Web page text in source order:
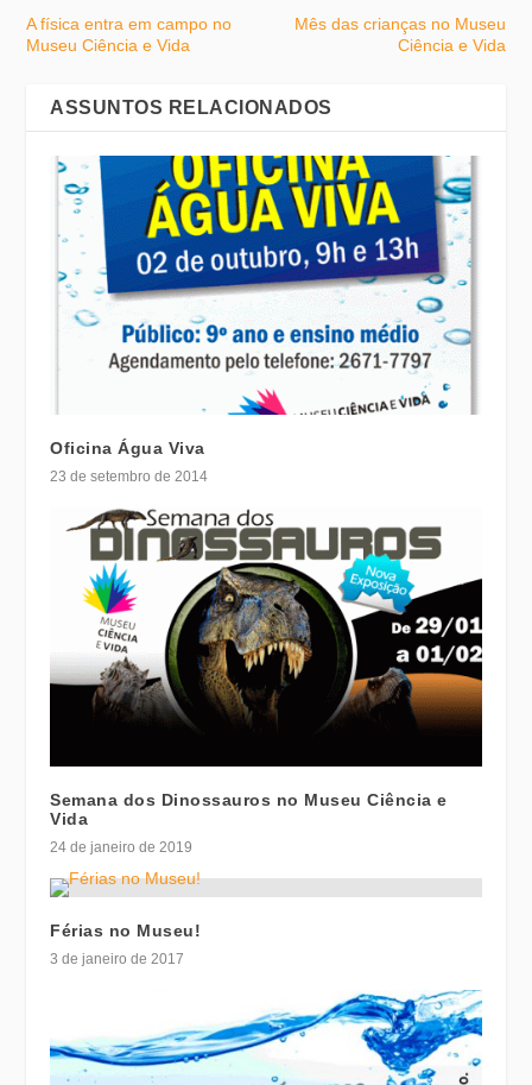
A física entra em campo no
Museu Ciência e Vida
Mês das crianças no Museu
Ciência e Vida
ASSUNTOS RELACIONADOS
Oficina Água Viva
23 de setembro de 2014
Semana dos Dinossauros no Museu Ciência e
Vida
24 de janeiro de 2019
Férias no Museu!
3 de janeiro de 2017